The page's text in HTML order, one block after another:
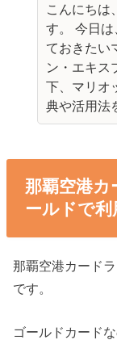
こんにちは
す。 今日
ておきたい
ン・エキス
下、マリオ
典や活用法
那覇空港
ールドで利
那覇空港カード
です。
ゴールドカード